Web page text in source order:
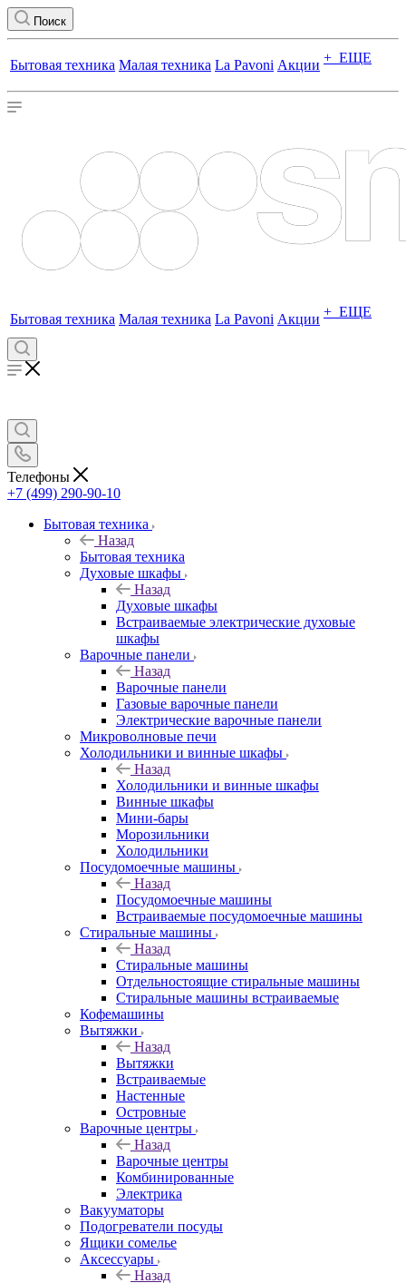
Поиск
Бытовая техника Малая техника La Pavoni Акции + ЕЩЕ
Бытовая техника Малая техника La Pavoni Акции + ЕЩЕ
Телефоны
+7 (499) 290-90-10
Бытовая техника
Назад
Бытовая техника
Духовые шкафы
Назад
Духовые шкафы
Встраиваемые электрические духовые
шкафы
Варочные панели
Назад
Варочные панели
Газовые варочные панели
Электрические варочные панели
Микроволновые печи
Холодильники и винные шкафы
Назад
Холодильники и винные шкафы
Винные шкафы
Мини-бары
Морозильники
Холодильники
Посудомоечные машины
Назад
Посудомоечные машины
Встраиваемые посудомоечные машины
Стиральные машины
Назад
Стиральные машины
Отдельностоящие стиральные машины
Стиральные машины встраиваемые
Кофемашины
Вытяжки
Назад
Вытяжки
Встраиваемые
Настенные
Островные
Варочные центры
Назад
Варочные центры
Комбинированные
Электрика
Вакууматоры
Подогреватели посуды
Ящики сомелье
Аксессуары
Назад